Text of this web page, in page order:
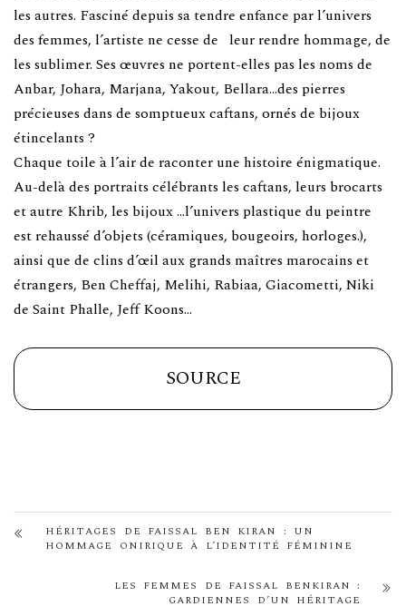
les autres. Fasciné depuis sa tendre enfance par l’univers
des femmes, l’artiste ne cesse de leur rendre hommage, de
les sublimer. Ses œuvres ne portent-elles pas les noms de
Anbar, Johara, Marjana, Yakout, Bellara…des pierres
précieuses dans de somptueux caftans, ornés de bijoux
étincelants ?
Chaque toile à l’air de raconter une histoire énigmatique.
Au-delà des portraits célébrants les caftans, leurs brocarts
et autre Khrib, les bijoux …l’univers plastique du peintre
est rehaussé d’objets (céramiques, bougeoirs, horloges.),
ainsi que de clins d’œil aux grands maîtres marocains et
étrangers, Ben Cheffaj, Melihi, Rabiaa, Giacometti, Niki
de Saint Phalle, Jeff Koons…
SOURCE
HÉRITAGES DE FAISSAL BEN KIRAN : UN
HOMMAGE ONIRIQUE À L’IDENTITÉ FÉMININE
LES FEMMES DE FAISSAL BENKIRAN :
GARDIENNES D’UN HÉRITAGE